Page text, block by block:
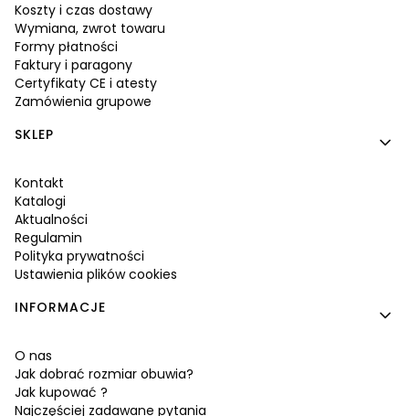
Koszty i czas dostawy
Wymiana, zwrot towaru
Formy płatności
Faktury i paragony
Certyfikaty CE i atesty
Zamówienia grupowe
SKLEP
Kontakt
Katalogi
Aktualności
Regulamin
Polityka prywatności
Ustawienia plików cookies
INFORMACJE
O nas
Jak dobrać rozmiar obuwia?
Jak kupować ?
Najczęściej zadawane pytania